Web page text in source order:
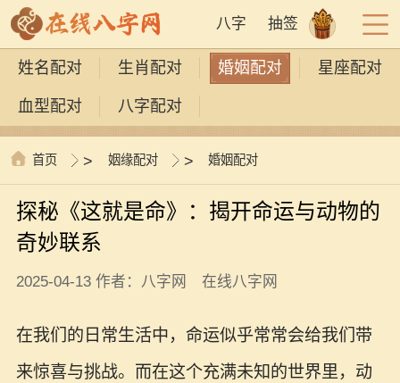
八字 抽签
姓名配对 生肖配对 婚姻配对 星座配对
血型配对 八字配对
首页 > 姻缘配对 > 婚姻配对
探秘《这就是命》：揭开命运与动物的
奇妙联系
2025-04-13 作者：八字网 在线八字网
在我们的日常生活中，命运似乎常常会给我们带
来惊喜与挑战。而在这个充满未知的世界里，动